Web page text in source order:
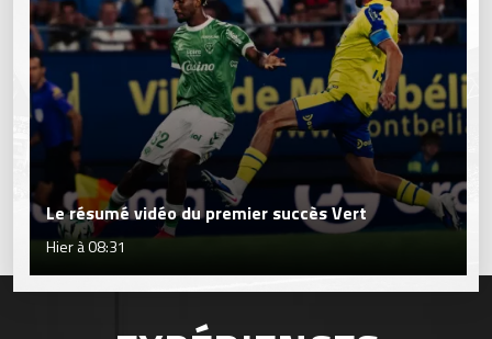
Le résumé vidéo du premier succès Vert
Hier à 08:31